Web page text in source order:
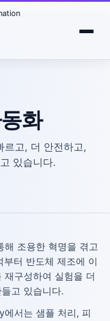
화
르고, 더 안전하고,
있습니다.
해 조용한 혁명을 겪고
터 반도체 제조에 이
구성하여 실험을 더
고 있습니다.
서는 샘플 처리, 피